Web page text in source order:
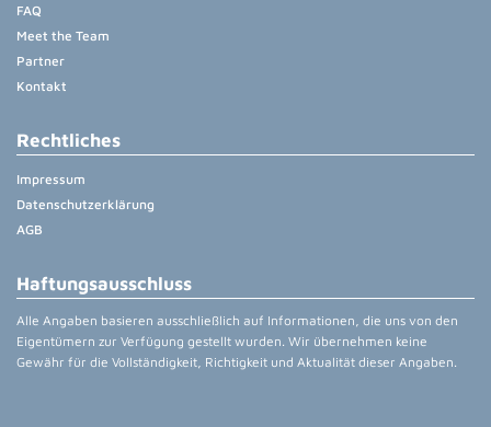
FAQ
Meet the Team
Partner
Kontakt
Rechtliches
Impressum
Datenschutzerklärung
AGB
Haftungsausschluss
Alle Angaben basieren ausschließlich auf Informationen, die uns von den
Eigentümern zur Verfügung gestellt wurden. Wir übernehmen keine
Gewähr für die Vollständigkeit, Richtigkeit und Aktualität dieser Angaben.